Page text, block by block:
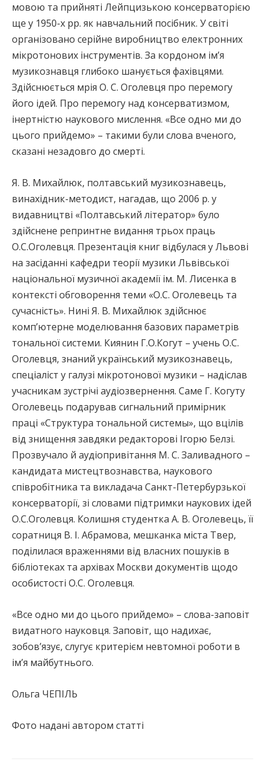
мовою та прийняті Лейпцизькою консерваторією
ще у 1950-х рр. як навчальний посібник. У світі
організовано серійне виробництво електронних
мікротонових інструментів. За кордоном ім’я
музикознавця глибоко шанується фахівцями.
Здійснюється мрія О. С. Оголевця про перемогу
його ідей. Про перемогу над консерватизмом,
інертністю наукового мислення. «Все одно ми до
цього прийдемо» – такими були слова вченого,
сказані незадовго до смерті.
Я. В. Михайлюк, полтавський музикознавець,
винахідник-методист, нагадав, що 2006 р. у
видавництві «Полтавський літератор» було
здійснене репринтне видання трьох праць
О.С.Оголевця. Презентація книг відбулася у Львові
на засіданні кафедри теорії музики Львівської
національної музичної академії ім. М. Лисенка в
контексті обговорення теми «О.С. Оголевець та
сучасність». Нині Я. В. Михайлюк здійснює
комп’ютерне моделювання базових параметрів
тональної системи. Киянин Г.О.Когут – учень О.С.
Оголевця, знаний український музикознавець,
спеціаліст у галузі мікротонової музики – надіслав
учасникам зустрічі аудіозвернення. Саме Г. Когуту
Оголевець подарував сигнальний примірник
праці «Структура тональной системы», що вцілів
від знищення завдяки редакторові Ігорю Белзі.
Прозвучало й аудіопривітання М. С. Заливадного –
кандидата мистецтвознавства, наукового
співробітника та викладача Санкт-Петербурзької
консерваторії, зі словами підтримки наукових ідей
О.С.Оголевця. Колишня студентка А. В. Оголевець, її
соратниця В. І. Абрамова, мешканка міста Твер,
поділилася враженнями від власних пошуків в
бібліотеках та архівах Москви документів щодо
особистості О.С. Оголевця.
«Все одно ми до цього прийдемо» – слова-заповіт
видатного науковця. Заповіт, що надихає,
зобов’язує, слугує критерієм невтомної роботи в
ім’я майбутнього.
Ольга ЧЕПІЛЬ
Фото надані автором cтатті